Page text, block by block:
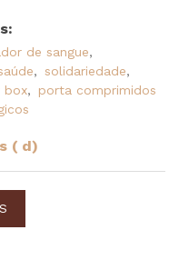
de sangue,
, solidariedade,
box,
porta comprimidos
( d)